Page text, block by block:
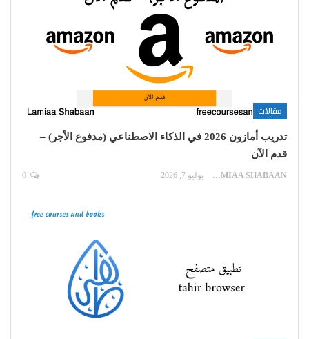
مقالات
تدريب أمازون 2026 في الذكاء الاصطناعي (مدفوع الأجر) –
قدم الآن
LAMIAA SHABAAN يوليو 7, 2026